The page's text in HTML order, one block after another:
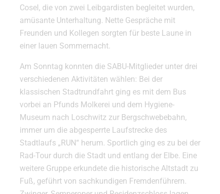
Cosel, die von zwei Leibgardisten begleitet wurden,
amüsante Unterhaltung. Nette Gespräche mit
Freunden und Kollegen sorgten für beste Laune in
einer lauen Sommernacht.
Am Sonntag konnten die SABU-Mitglieder unter drei
verschiedenen Aktivitäten wählen: Bei der
klassischen Stadtrundfahrt ging es mit dem Bus
vorbei an Pfunds Molkerei und dem Hygiene-
Museum nach Loschwitz zur Bergschwebebahn,
immer um die abgesperrte Laufstrecke des
Stadtlaufs „RUN“ herum. Sportlich ging es zu bei der
Rad-Tour durch die Stadt und entlang der Elbe. Eine
weitere Gruppe erkundete die historische Altstadt zu
Fuß, geführt von sachkundigen Fremdenführern.